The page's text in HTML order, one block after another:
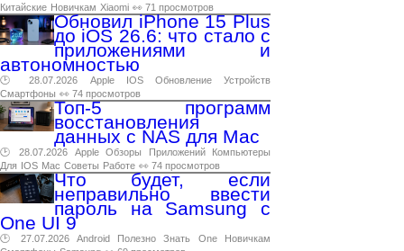
Китайские Новичкам Xiaomi 👀 71 просмотров
Обновил iPhone 15 Plus
до iOS 26.6: что стало с
приложениями и
автономностью
🕑 28.07.2026 Apple IOS Обновление
Устройств
Смартфоны 👀 74 просмотров
Топ-5 программ
восстановления
данных с NAS для Mac
🕑 28.07.2026 Apple Обзоры Приложений
Компьютеры
Для IOS Mac Советы Работе 👀 74 просмотров
Что будет, если
неправильно ввести
пароль на Samsung с
One UI 9
🕑 27.07.2026 Android Полезно Знать One
Новичкам